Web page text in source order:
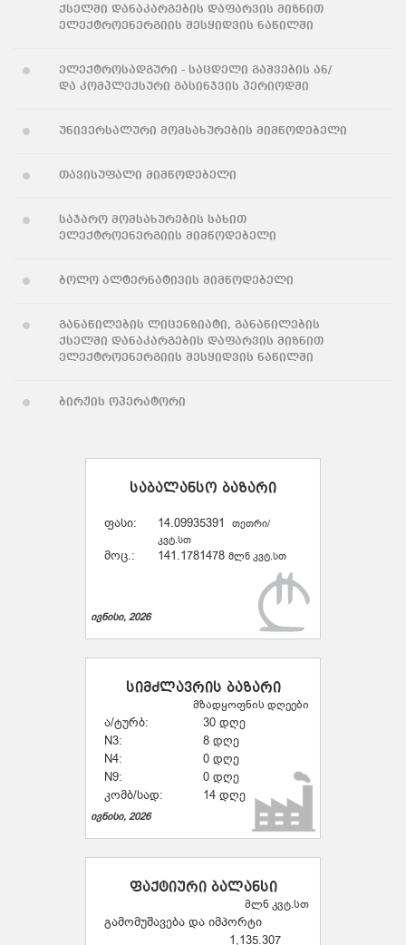
ქსელში დანაკარგების დაფარვის მიზნით
ელექტროენერგიის შესყიდვის ნაწილში
ელექტროსადგური - საცდელი გაშვების ან/
და კომპლექსური გასინჯვის პერიოდში
უნივერსალური მომსახურების მიმწოდებელი
თავისუფალი მიმწოდებელი
საჯარო მომსახურების სახით
ელექტროენერგიის მიმწოდებელი
ბოლო ალტერნატივის მიმწოდებელი
განაწილების ლიცენზიატი, განაწილების
ქსელში დანაკარგების დაფარვის მიზნით
ელექტროენერგიის შესყიდვის ნაწილში
ბირჟის ოპერატორი
საბალანსო ბაზარი
ფასი: 14.09935391
თეთრი/
კვტ.სთ
მოც.: 141.1781478 მლნ კვტ.სთ
ივნისი, 2026
სიმძლავრის ბაზარი
მზადყოფნის დღეები
ა/ტურბ:
30 დღე
N3:
8 დღე
N4:
0 დღე
N9:
0 დღე
კომბ/სად:
14 დღე
ივნისი, 2026
ფაქტიური ბალანსი
მლნ კვტ.სთ
გამომუშავება და იმპორტი
1,135.307